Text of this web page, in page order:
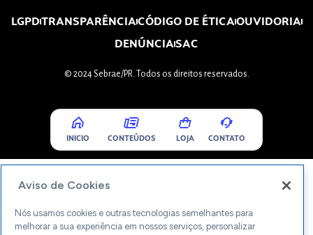
LGPDTRANSPARÊNCIACÓDIGO DE ÉTICAOUVIDORIA
DENÚNCIASAC
© 2024 Sebrae/PR. Todos os direitos reservados.
INICIO CONTEÚDOS LOJA CONTATO
Aviso de Cookies
Nós usamos cookies e outras tecnologias semelhantes para
melhorar a sua experiência em nossos serviços, personalizar